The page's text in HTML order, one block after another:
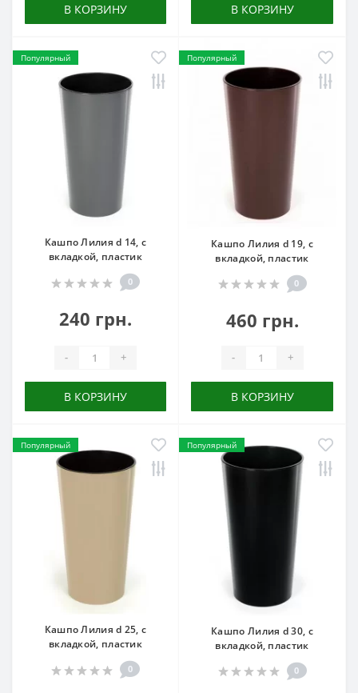
В КОРЗИНУ В КОРЗИНУ
Популярный
Кашпо Лилия d 14, с
вкладкой, пластик
0
240 грн.
- +
В КОРЗИНУ
Популярный
Кашпо Лилия d 19, с
вкладкой, пластик
0
460 грн.
- +
В КОРЗИНУ
Популярный
Кашпо Лилия d 25, с
вкладкой, пластик
0
Популярный
Кашпо Лилия d 30, с
вкладкой, пластик
0